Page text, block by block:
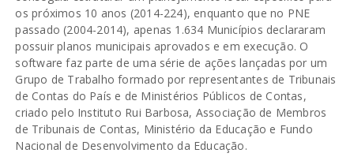
os próximos 10 anos (2014-224), enquanto que no PNE
passado (2004-2014), apenas 1.634 Municípios declararam
possuir planos municipais aprovados e em execução. O
software faz parte de uma série de ações lançadas por um
Grupo de Trabalho formado por representantes de Tribunais
de Contas do País e de Ministérios Públicos de Contas,
criado pelo Instituto Rui Barbosa, Associação de Membros
de Tribunais de Contas, Ministério da Educação e Fundo
Nacional de Desenvolvimento da Educação.